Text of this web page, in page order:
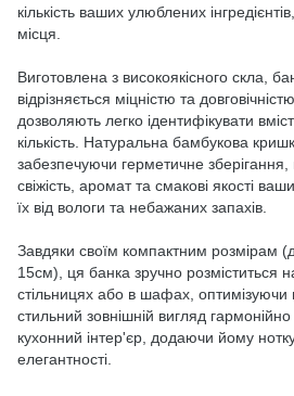
кількість ваших улюблених
місця.
Виготовлена з високоякісного скла,
відрізняється міцністю та
дозволяють легко ідентифікувати
кількість. Натуральна бамбукова
забезпечуючи герметичне
свіжість, аромат та смакові якості
їх від вологи та небажаних запахів.
Завдяки своїм компактним розмірам
15см), ця банка зручно розміститься
стільницях або в шафах, оптимізуючи
стильний зовнішній вигляд
кухонний інтер'єр, додаючи йому
елегантності.